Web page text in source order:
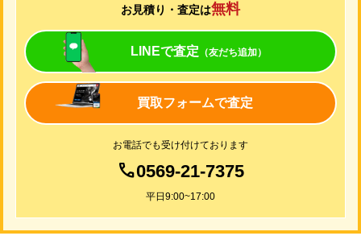
お見積り・査定は無料
LINEで査定 （友だち追加）
買取フォームで査定
お電話でも受け付けております
0569-21-7375
平日9:00~17:00